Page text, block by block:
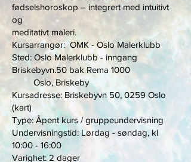
fødselshoroskop – integrert med intuitivt
og
meditativt maleri.
Kursarrangør: OMK - Oslo Malerklubb
Sted: Oslo Malerklubb - inngang
Briskebyvn.50 bak Rema 1000
Oslo, Briskeby
Kursadresse: Briskebyvn 50, 0259 Oslo
(kart)
Type: Åpent kurs / gruppeundervisning
Undervisningstid: Lørdag - søndag, kl
10:00 - 16:00
Varighet: 2 dager